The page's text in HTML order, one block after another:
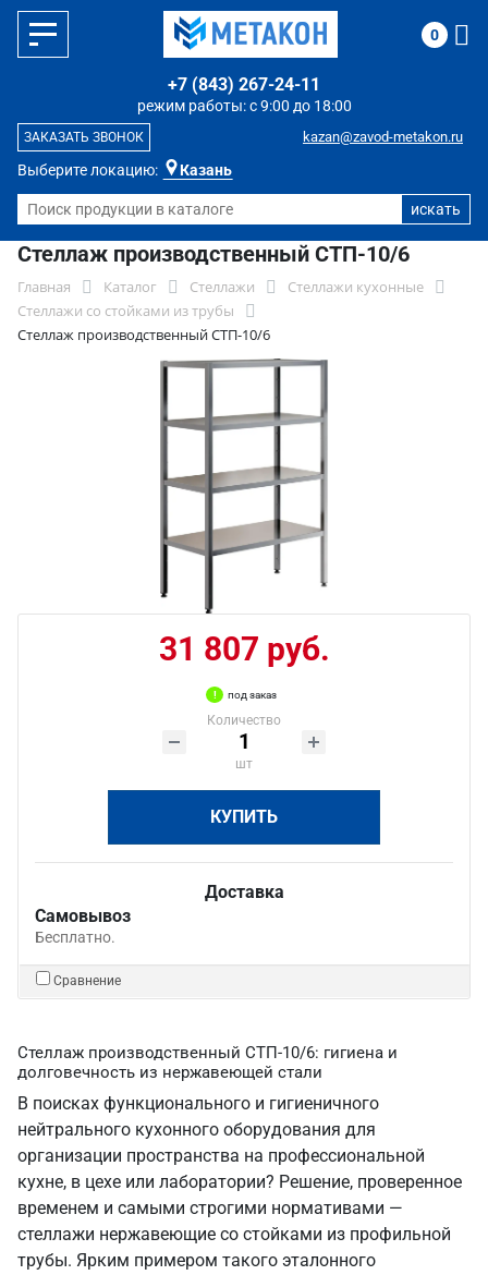
Выберите локацию: Казань
режим работы: с 9:00 до 18:00
+7 (843) 267-24-11
kazan@zavod-metakon.ru
ЗАКАЗАТЬ ЗВОНОК
0
Стеллаж производственный СТП-10/6
Главная Каталог Стеллажи
Стеллажи кухонные
Стеллажи со стойками из трубы
Стеллаж производственный СТП-10/6
31 807 руб.
под заказ
Количество
шт
КУПИТЬ
Доставка
Самовывоз
Бесплатно.
Сравнение
Стеллаж производственный СТП-10/6: гигиена и
долговечность из нержавеющей стали
В поисках функционального и гигиеничного
нейтрального кухонного оборудования для
организации пространства на профессиональной
кухне, в цехе или лаборатории? Решение, проверенное
временем и самыми строгими нормативами —
стеллажи нержавеющие со стойками из профильной
трубы. Ярким примером такого эталонного